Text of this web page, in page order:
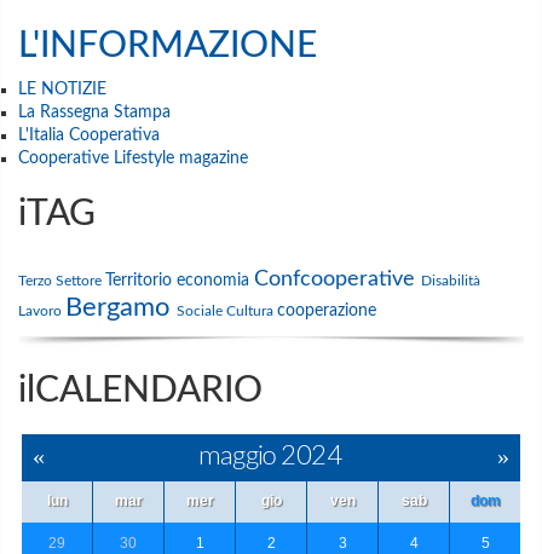
L'INFORMAZIONE
LE NOTIZIE
La Rassegna Stampa
L'Italia Cooperativa
Cooperative Lifestyle magazine
iTAG
Terzo Settore Territorio economia Confcooperative Disabilità
Lavoro Bergamo Sociale Cultura cooperazione
ilCALENDARIO
« maggio 2024 »
lun mar mer gio ven sab dom
29 30 1 2 3 4 5